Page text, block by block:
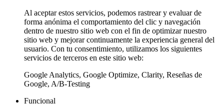
Al aceptar estos servicios, podemos rastrear y evaluar de
forma anónima el comportamiento del clic y navegación
dentro de nuestro sitio web con el fin de optimizar nuestro
sitio web y mejorar continuamente la experiencia general del
usuario. Con tu consentimiento, utilizamos los siguientes
servicios de terceros en este sitio web:
Google Analytics, Google Optimize, Clarity, Reseñas de
Google, A/B-Testing
Funcional